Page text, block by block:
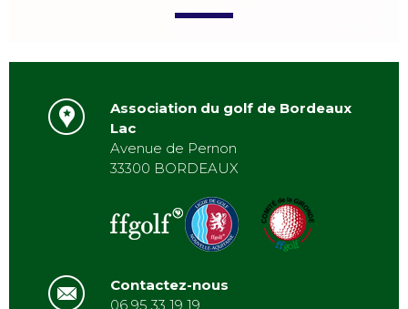
Association du golf de Bordeaux
Lac
Avenue de Pernon
33300 BORDEAUX
Contactez-nous
06 95 33 19 19